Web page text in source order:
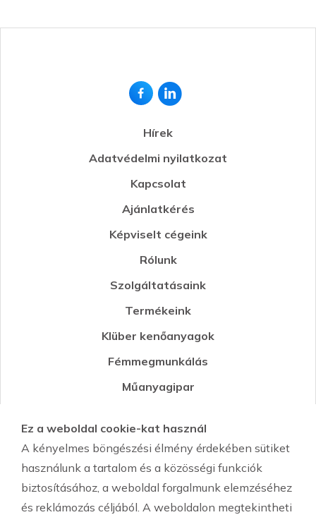
Ez a weboldal cookie-kat használ
A kényelmes böngészési élmény érdekében sütiket
használunk a tartalom és a közösségi funkciók
biztosításához, a weboldal forgalmunk elemzéséhez
és reklámozás céljából. A weboldalon megtekintheti
Hírek
Adatvédelmi nyilatkozat
Kapcsolat
Ajánlatkérés
Képviselt cégeink
Rólunk
Szolgáltatásaink
Termékeink
Klüber kenőanyagok
Fémmegmunkálás
Műanyagipar
Szemcseszórás-Shot Peening